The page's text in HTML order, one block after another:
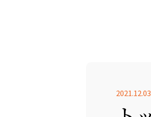
2021.12.03